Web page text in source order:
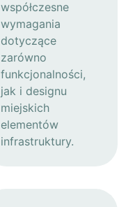
współczesne
wymagania
dotyczące
zarówno
funkcjonalności,
jak i designu
miejskich
elementów
infrastruktury.